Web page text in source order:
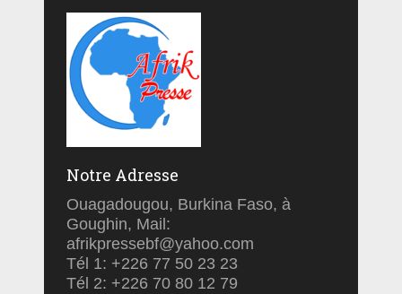
Notre Adresse
Ouagadougou, Burkina Faso, à
Goughin, Mail:
afrikpressebf@yahoo.com
Tél 1: +226 77 50 23 23
Tél 2: +226 70 80 12 79